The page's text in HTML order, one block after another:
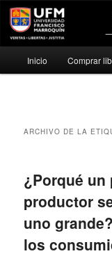
Ir
Ir
Inicio Comprar
ARCHIVO DE LA
¿Porqué un
productor
uno
los